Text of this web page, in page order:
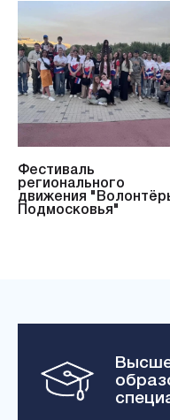
Фестиваль
регионального
движения
Подмосковья"